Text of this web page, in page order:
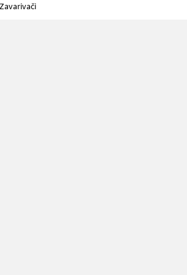
Zavarivači